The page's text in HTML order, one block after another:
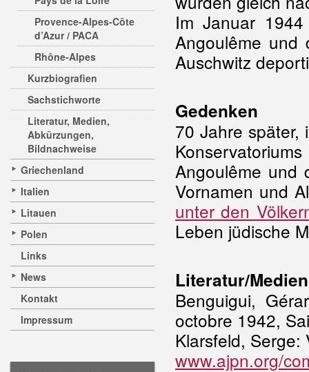
Provence-Alpes-Côte
d’Azur / PACA
Rhône-Alpes
Kurzbiografien
Sachstichworte
Literatur, Medien,
Abkürzungen,
Bildnachweise
Griechenland
Italien
Litauen
Polen
Links
News
Kontakt
Impressum
Im Januar
Angoulême und
Auschwitz
Gedenken
70 Jahre später,
Angoulême und
Vornamen und
unter den
Leben jüdische
Literatur/Medien
Benguigui,
octobre 1942,
Klarsfeld,
www.ajpn.org/